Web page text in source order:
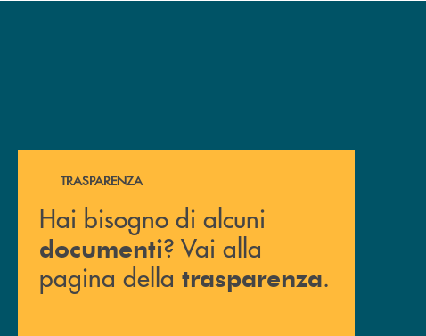
Hai bisogno di alcuni documenti ? Vai alla pagina della
TRASPARENZA
Hai bisogno di alcuni
documenti? Vai alla
pagina della trasparenza.